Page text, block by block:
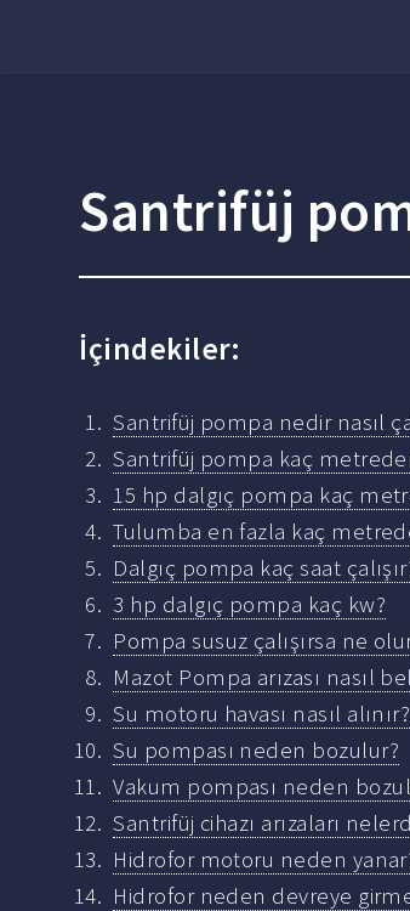
Santrifüj
İçindekiler:
Santrifüj pompa nedir nasıl
Santrifüj pompa kaç
15 hp dalgıç pompa kaç
Tulumba en fazla kaç
Dalgıç pompa kaç saat
3 hp dalgıç pompa kaç kw?
Pompa susuz çalışırsa ne
Mazot Pompa arızası nasıl
Su motoru havası nasıl alınır?
Su pompası neden bozulur?
Vakum pompası neden
Santrifüj cihazı arızaları
Hidrofor motoru neden
Hidrofor neden devreye